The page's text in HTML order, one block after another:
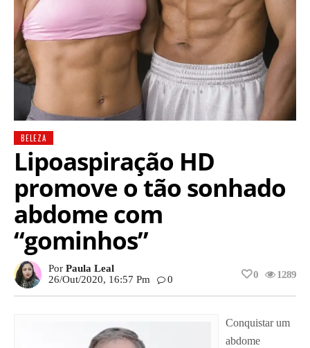
BELEZA
Lipoaspiração HD
promove o tão sonhado
abdome com
“gominhos”
Por Paula Leal
26/out/2020, 16:57 Pm
0 1289
0
Conquistar um
abdome